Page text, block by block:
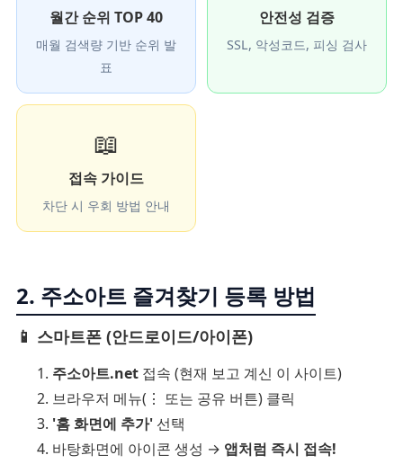
월간 순위 TOP 40
매월 검색량 기반 순위 발
표
안전성 검증
SSL, 악성코드, 피싱 검사
📖
접속 가이드
차단 시 우회 방법 안내
2. 주소아트 즐겨찾기 등록 방법
📱 스마트폰 (안드로이드/아이폰)
주소아트.net 접속 (현재 보고 계신 이 사이트)
브라우저 메뉴(⋮ 또는 공유 버튼) 클릭
'홈 화면에 추가' 선택
바탕화면에 아이콘 생성 → 앱처럼 즉시 접속!